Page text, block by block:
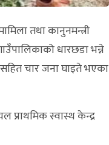
तथा कानुनमन्त्री
धारछडा भन्ने
चार जना घाइते भएका
प्राथमिक स्वास्थ केन्द्र